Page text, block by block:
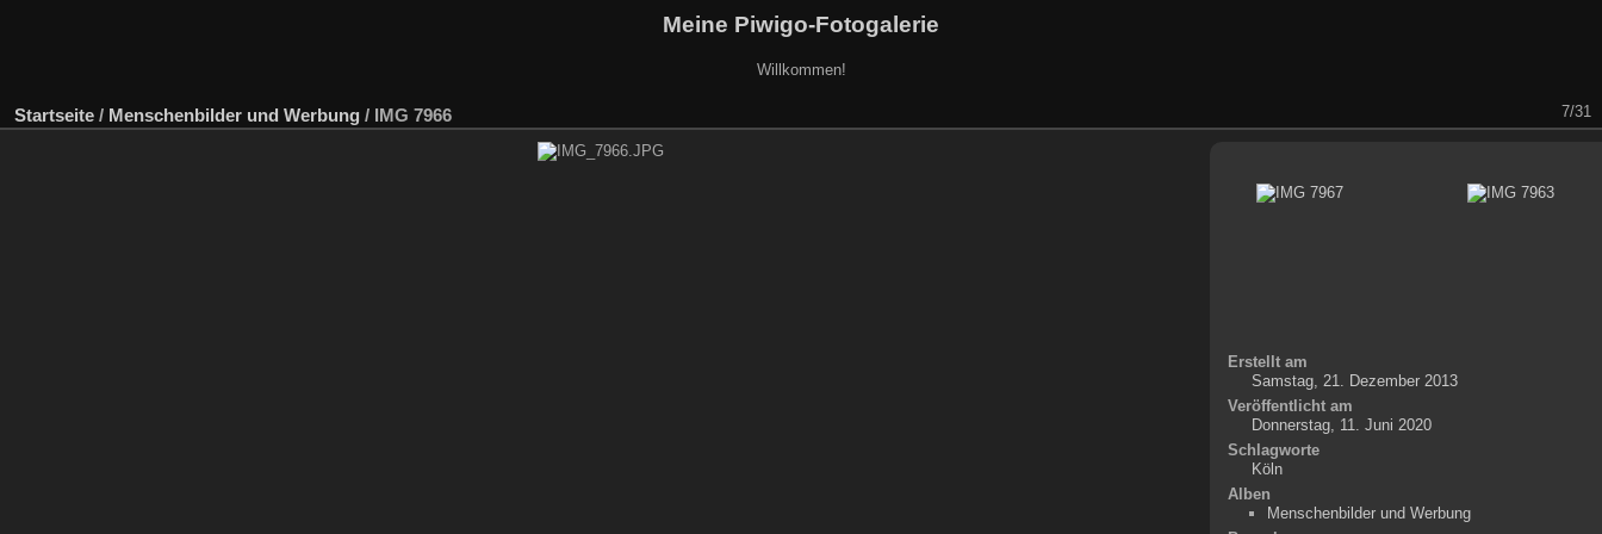
Meine Piwigo-Fotogalerie
Willkommen!
Startseite / Menschenbilder und Werbung / IMG 7966 7/31
Erstellt am
Samstag, 21. Dezember 2013
Veröffentlicht am
Donnerstag, 11. Juni 2020
Schlagworte
Köln
Alben
Menschenbilder und Werbung